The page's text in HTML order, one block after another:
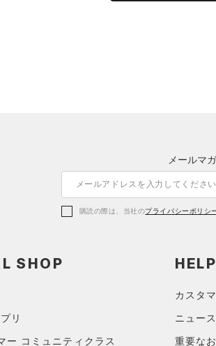
メールマ
購読の際は、当社のプライバシーポリシ
SHOP
リ
ー コミュニティクラス
HELP
カスタ
ニュース
重要な